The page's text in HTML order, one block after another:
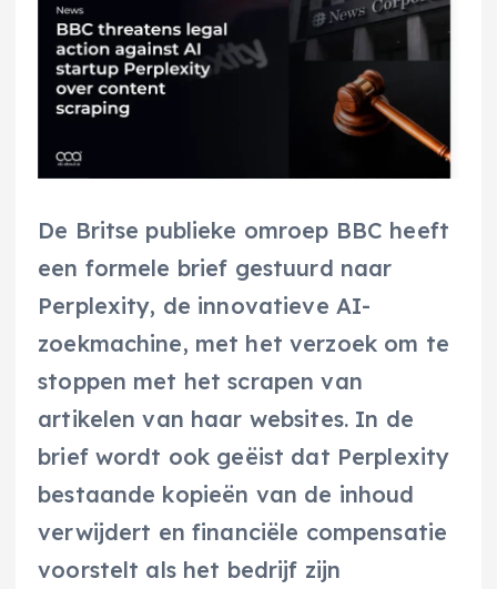
De Britse publieke omroep BBC heeft
een formele brief gestuurd naar
Perplexity, de innovatieve AI-
zoekmachine, met het verzoek om te
stoppen met het scrapen van
artikelen van haar websites. In de
brief wordt ook geëist dat Perplexity
bestaande kopieën van de inhoud
verwijdert en financiële compensatie
voorstelt als het bedrijf zijn